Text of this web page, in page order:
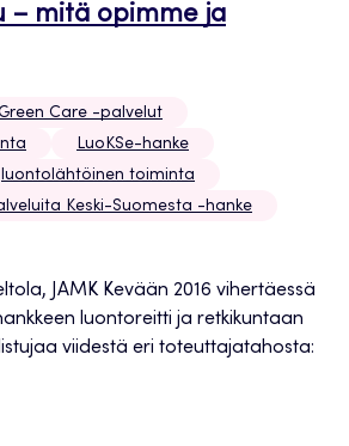
– mitä opimme ja
Green Care -palvelut
LuoKSe-hanke
luontolähtöinen toiminta
Keski-Suomesta -hanke
JAMK Kevään 2016 vihertäessä
luontoreitti ja retkikuntaan
viidestä eri toteuttajatahosta: